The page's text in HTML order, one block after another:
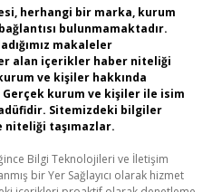
herhangi bir marka, kurum
bulunmamaktadır.
makaleler
alan içerikler haber niteliği
ve kişiler hakkında
Gerçek kurum ve kişiler ile isim
Sitemizdeki bilgiler
taşımazlar.
Bilgi Teknolojileri ve İletişim
bir Yer Sağlayıcı olarak hizmet